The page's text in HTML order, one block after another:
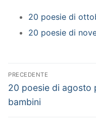
20 poesie di
20 poesie di
Navigazione
articoli
PRECEDENTE
Articolo
precedente:
20 poesie di agosto
bambini